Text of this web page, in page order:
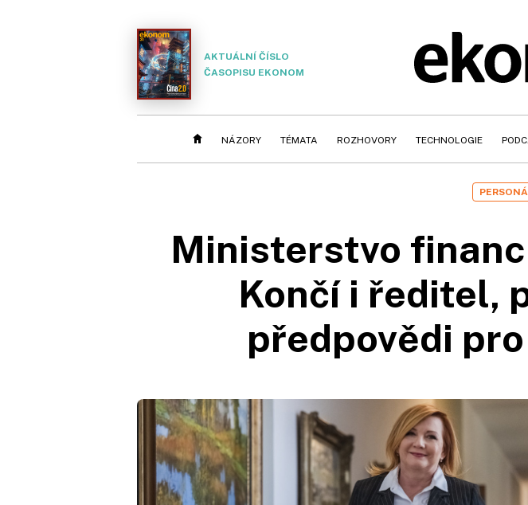
AKTUÁLNÍ ČÍSLO
ČASOPISU EKONOM
NÁZORY TÉMATA ROZHOVORY TECHNOLOGIE
Ministerstvo
Končí i ředitel,
předpovědi